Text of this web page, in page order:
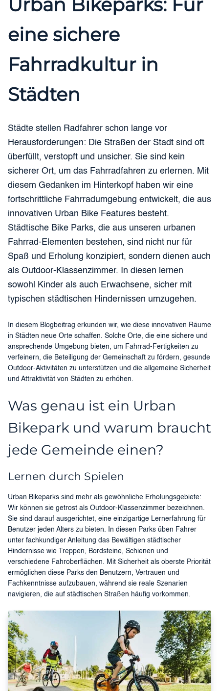
eine sichere
Fahrradkultur in
Städten
Städte stellen Radfahrer schon lange vor
Herausforderungen: Die Straßen der Stadt sind oft
überfüllt, verstopft und unsicher. Sie sind kein
sicherer Ort, um das Fahrradfahren zu erlernen. Mit
diesem Gedanken im Hinterkopf haben wir eine
fortschrittliche Fahrradumgebung entwickelt, die aus
innovativen Urban Bike Features besteht.
Städtische Bike Parks, die aus unseren urbanen
Fahrrad-Elementen bestehen, sind nicht nur für
Spaß und Erholung konzipiert, sondern dienen auch
als Outdoor-Klassenzimmer. In diesen lernen
sowohl Kinder als auch Erwachsene, sicher mit
typischen städtischen Hindernissen umzugehen.
In diesem Blogbeitrag erkunden wir, wie diese innovativen Räume
in Städten neue Orte schaffen. Solche Orte, die eine sichere und
ansprechende Umgebung bieten, um Fahrrad-Fertigkeiten zu
verfeinern, die Beteiligung der Gemeinschaft zu fördern, gesunde
Outdoor-Aktivitäten zu unterstützen und die allgemeine Sicherheit
und Attraktivität von Städten zu erhöhen.
Was genau ist ein Urban
Bikepark und warum braucht
jede Gemeinde einen?
Lernen durch Spielen
Urban Bikeparks sind mehr als gewöhnliche Erholungsgebiete:
Wir können sie getrost als Outdoor-Klassenzimmer bezeichnen.
Sie sind darauf ausgerichtet, eine einzigartige Lernerfahrung für
Benutzer jeden Alters zu bieten. In diesen Parks üben Fahrer
unter fachkundiger Anleitung das Bewältigen städtischer
Hindernisse wie Treppen, Bordsteine, Schienen und
verschiedene Fahroberflächen. Mit Sicherheit als oberste Priorität
ermöglichen diese Parks den Benutzern, Vertrauen und
Fachkenntnisse aufzubauen, während sie reale Szenarien
navigieren, die auf städtischen Straßen häufig vorkommen.